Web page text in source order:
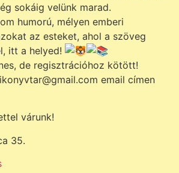
sokáig velünk marad.
humorú, mélyen emberi
az esteket, ahol a szöveg
itt a helyed!
de regisztrációhoz kötött!
email címen
várunk!
35.